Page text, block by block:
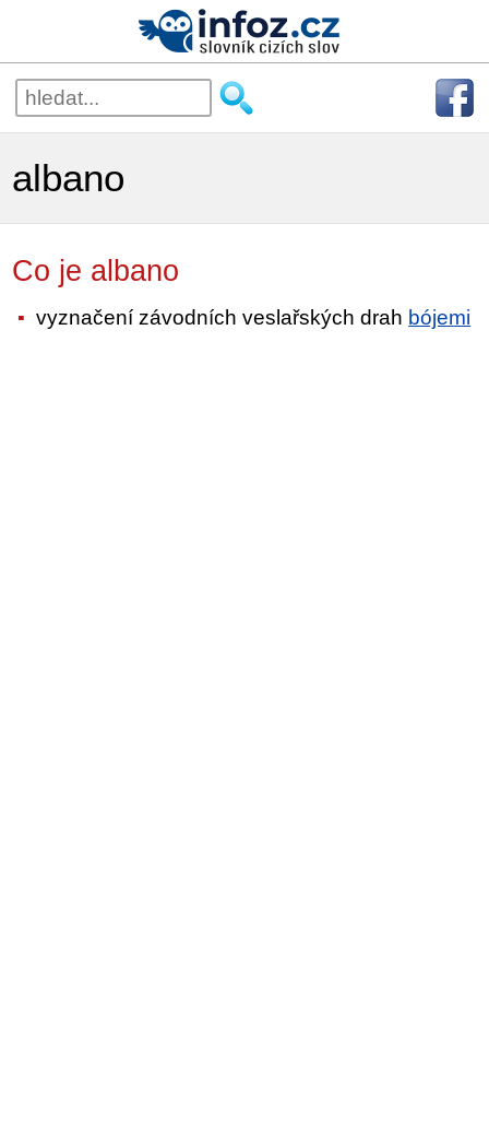
albano
Co je albano
vyznačení závodních veslařských drah bójemi